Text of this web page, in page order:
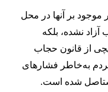
موجود بر آنها در محل
نشده، بلکه
از قانون حجاب
به‌خاطر فشارهای
شده است.